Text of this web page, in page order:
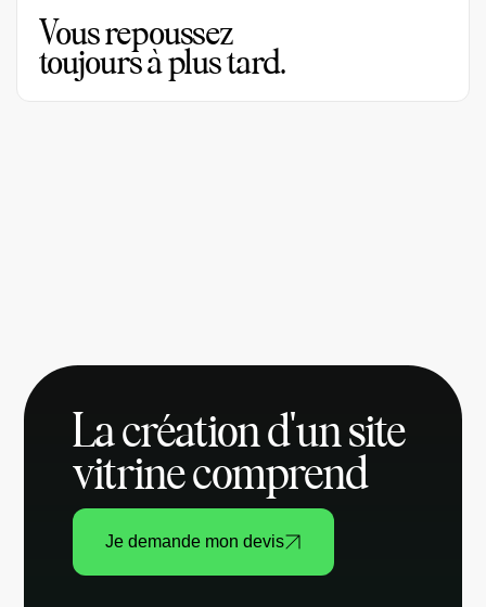
Vous repoussez
toujours à plus tard.
La création d'un site
vitrine comprend
Je demande mon devis